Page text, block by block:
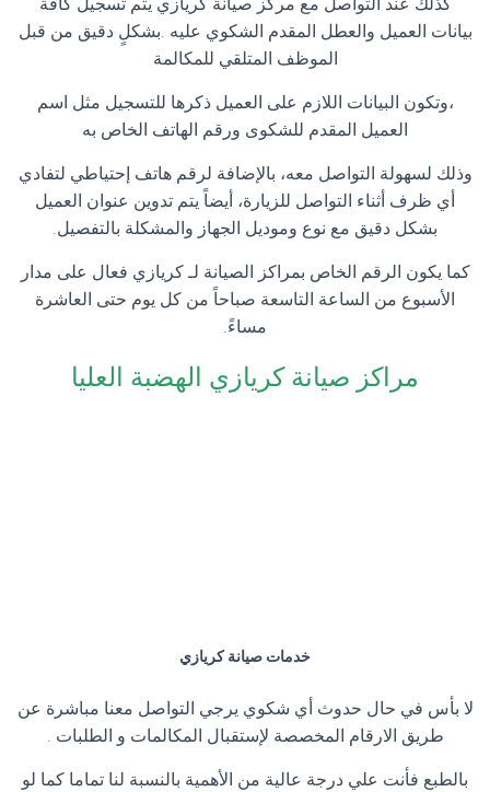
بيانات العميل والعطل المقدم الشكوي عليه .بشكلٍ دقيق من قبل
الموظف المتلقي للمكالمة
،وتكون البيانات اللازم على العميل ذكرها للتسجيل مثل اسم
العميل المقدم للشكوى ورقم الهاتف الخاص به
وذلك لسهولة التواصل معه، بالإضافة لرقم هاتف إحتياطي لتفادي
أي ظرف أثناء التواصل للزيارة، أيضاً يتم تدوين عنوان العميل
بشكل دقيق مع نوع وموديل الجهاز والمشكلة بالتفصيل.
كما يكون الرقم الخاص بمراكز الصيانة لـ كريازي فعال على مدار
الأسبوع من الساعة التاسعة صباحاً من كل يوم حتى العاشرة
مساءً.
مراكز صيانة كريازي الهضبة العليا
خدمات صيانة كريازي
لا بأس في حال حدوث أي شكوي يرجي التواصل معنا مباشرة عن
طريق الارقام المخصصة لإستقبال المكالمات و الطلبات .
بالطبع فأنت علي درجة عالية من الأهمية بالنسبة لنا تماما كما لو